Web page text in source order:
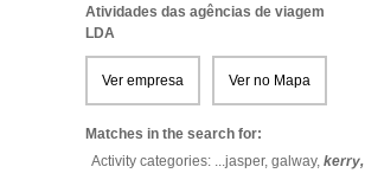
Atividades das agências de viagem
LDA
Ver empresa Ver no Mapa
Matches in the search for:
Activity categories: ...jasper, galway, kerry,